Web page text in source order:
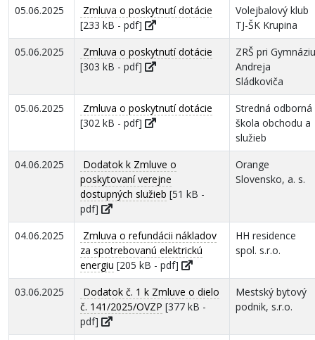
05.06.2025
Zmluva o poskytnutí dotácie
[233 kB - pdf]
Volejbalový klub
TJ-ŠK Krupina
05.06.2025
Zmluva o poskytnutí dotácie
[303 kB - pdf]
ZRŠ pri Gymnáziu
Andreja
Sládkoviča
05.06.2025
Zmluva o poskytnutí dotácie
[302 kB - pdf]
Stredná odborná
škola obchodu a
služieb
04.06.2025
Dodatok k Zmluve o
poskytovaní verejne
dostupných služieb [51 kB -
pdf]
Orange
Slovensko, a. s.
04.06.2025
Zmluva o refundácii nákladov
za spotrebovanú elektrickú
energiu [205 kB - pdf]
HH residence
spol. s.r.o.
03.06.2025
Dodatok č. 1 k Zmluve o dielo
č. 141/2025/OVZP [377 kB -
pdf]
Mestský bytový
podnik, s.r.o.